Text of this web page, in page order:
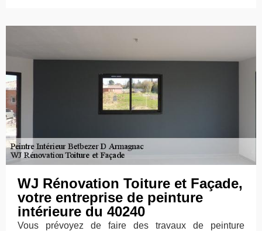
WJ Rénovation Toiture et Façade,
votre entreprise de peinture
intérieure du 40240
Vous prévoyez de faire des travaux de peinture